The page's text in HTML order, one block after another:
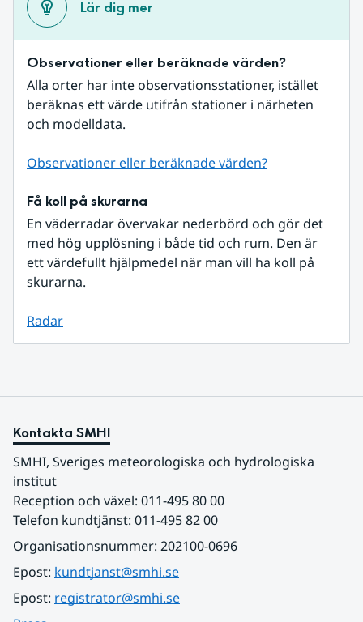
Lär dig mer
Observationer eller beräknade värden?
Alla orter har inte observationsstationer, istället
beräknas ett värde utifrån stationer i närheten
och modelldata.
Observationer eller beräknade värden?
Få koll på skurarna
En väderradar övervakar nederbörd och gör det
med hög upplösning i både tid och rum. Den är
ett värdefullt hjälpmedel när man vill ha koll på
skurarna.
Radar
Kontakta SMHI
SMHI, Sveriges meteorologiska och hydrologiska
institut
Reception och växel: 011-495 80 00
Telefon kundtjänst: 011-495 82 00
Organisationsnummer: 202100-0696
Epost: kundtjanst@smhi.se
Epost: registrator@smhi.se